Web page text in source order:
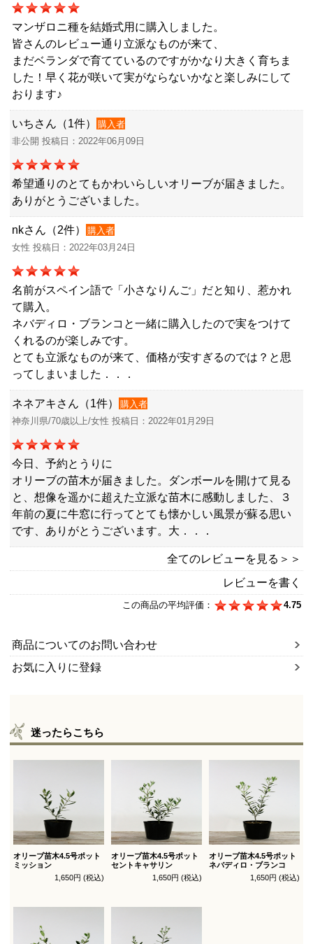
マンザロニ種を結婚式用に購入しました。
皆さんのレビュー通り立派なものが来て、
まだベランダで育てているのですがかなり大きく育ちま
した！早く花が咲いて実がならないかなと楽しみにして
おります♪
いちさん（1件）
購入者
非公開 投稿日：2022年06月09日
希望通りのとてもかわいらしいオリーブが届きました。
ありがとうございました。
nkさん（2件）
購入者
女性 投稿日：2022年03月24日
名前がスペイン語で「小さなりんご」だと知り、惹かれ
て購入。
ネバディロ・ブランコと一緒に購入したので実をつけて
くれるのが楽しみです。
とても立派なものが来て、価格が安すぎるのでは？と思
ってしまいました．．．
ネネアキさん（1件）
購入者
神奈川県/70歳以上/女性 投稿日：2022年01月29日
今日、予約とうりに
オリーブの苗木が届きました。ダンボールを開けて見る
と、想像を遥かに超えた立派な苗木に感動しました、３
年前の夏に牛窓に行ってとても懐かしい風景が蘇る思い
です、ありがとうございます。大．．．
全てのレビューを見る＞＞
レビューを書く
この商品の平均評価： 4.75
商品についてのお問い合わせ
お気に入りに登録
迷ったらこちら
オリーブ苗木4.5号ポット
ミッション
1,650円 (税込)
オリーブ苗木4.5号ポット
セントキャサリン
1,650円 (税込)
オリーブ苗木4.5号ポット
ネバディロ・ブランコ
1,650円 (税込)